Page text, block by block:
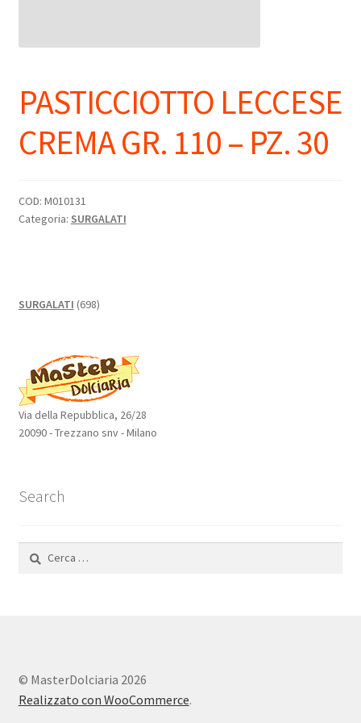
PASTICCIOTTO LECCESE
CREMA GR. 110 – PZ. 30
COD: M010131
Categoria: SURGALATI
SURGALATI 698698
Via della Repubblica, 26/28
20090 - Trezzano snv - Milano
Search
© MasterDolciaria 2026
Realizzato con WooCommerce.